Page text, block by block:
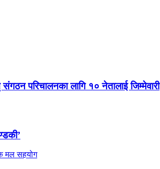
परिचालनका लागि १० नेतालाई जिम्मेवारी